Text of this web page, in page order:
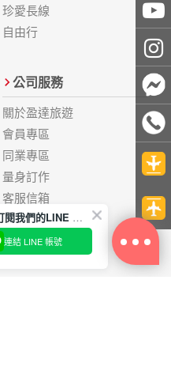
珍愛長線
自由行
公司服務
關於盈達旅遊
會員專區
同業專區
量身訂作
客服信箱
歡迎訂閱我們的LINE 官方帳號
連結 LINE 帳號